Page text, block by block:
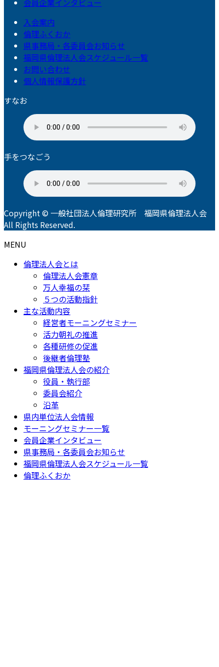
入会案内
倫理ふくおか
県事務局・各委員会お知らせ
福岡県倫理法人会スケジュール一覧
お問い合わせ
個人情報保護方針
すなお
手をつなごう
Copyright © 一般社団法人倫理研究所 福岡県倫理法人会
All Rights Reserved.
MENU
倫理法人会とは
倫理法人会憲章
万人幸福の栞
５つの活動指針
主な活動内容
経営者モーニングセミナー
活力朝礼の推進
各種研修の促進
後継者倫理塾
福岡県倫理法人会の紹介
役員・執行部
委員会紹介
沿革
県内単位法人会情報
モーニングセミナー一覧
会員企業インタビュー
県事務局・各委員会お知らせ
福岡県倫理法人会スケジュール一覧
倫理ふくおか